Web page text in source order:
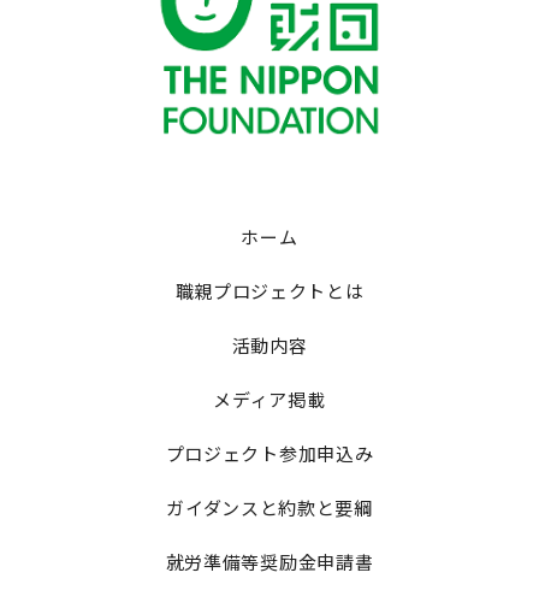
ホーム
職親プロジェクトとは
活動内容
メディア掲載
プロジェクト参加申込み
ガイダンスと約款と要綱
就労準備等奨励金申請書